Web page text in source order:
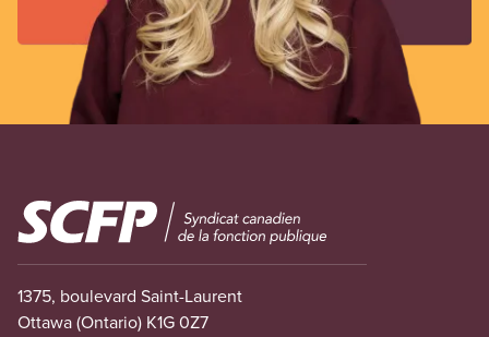
Image
1375, boulevard Saint-Laurent
Ottawa (Ontario) K1G 0Z7